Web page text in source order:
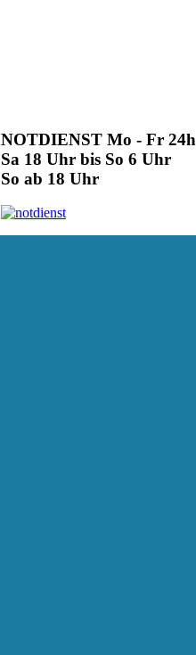
NOTDIENST Mo - Fr 24h
Sa 18 Uhr bis So 6 Uhr
So ab 18 Uhr